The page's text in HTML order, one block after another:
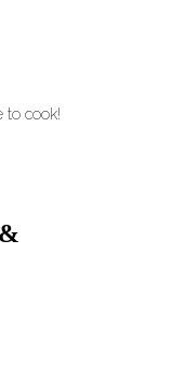
to cook!